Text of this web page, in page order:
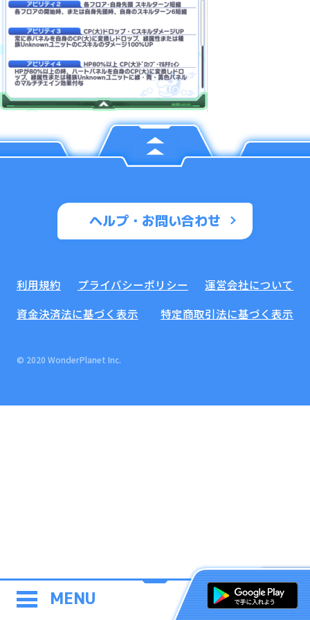
MENU
ヘルプ・お問い合わせ
利用規約 プライバシーポリシー
運営会社について
資金決済法に基づく表示
特定商取引法に基づく表示
© 2020 WonderPlanet Inc.